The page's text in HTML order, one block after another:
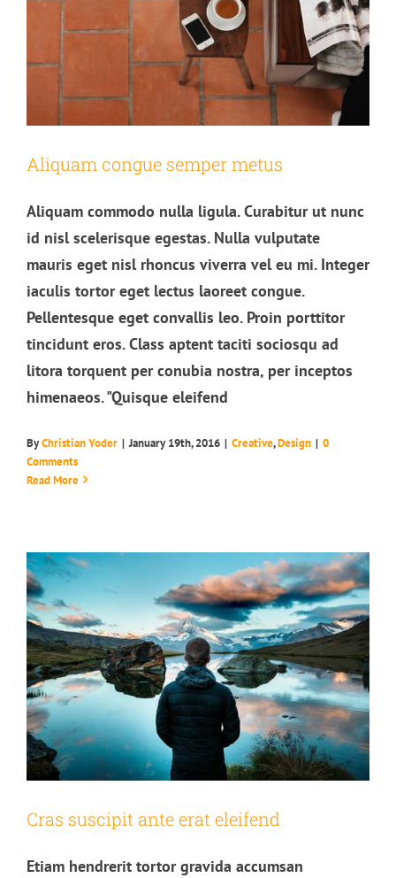
Aliquam congue semper metus
Aliquam commodo nulla ligula. Curabitur ut nunc
id nisl scelerisque egestas. Nulla vulputate
mauris eget nisl rhoncus viverra vel eu mi. Integer
iaculis tortor eget lectus laoreet congue.
Pellentesque eget convallis leo. Proin porttitor
tincidunt eros. Class aptent taciti sociosqu ad
litora torquent per conubia nostra, per inceptos
himenaeos. "Quisque eleifend
ByChristian Yoder | January 19th, 2016 | Creative,Design | 0
Comments
Read More
Cras suscipit ante erat eleifend
Cras suscipit ante erat eleifend
Etiam hendrerit tortor gravida accumsan